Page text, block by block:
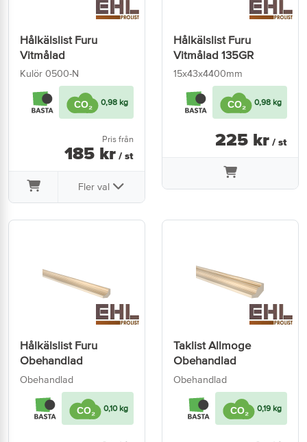
Hålkälslist Furu
Vitmålad
Kulör 0500-N
0,98 kg
Pris från
185 kr / st
Fler val
Hålkälslist Furu
Vitmålad 135GR
15x43x4400mm
0,98 kg
225 kr / st
Hålkälslist Furu
Obehandlad
Obehandlad
0,10 kg
Taklist Allmoge
Obehandlad
Obehandlad
0,19 kg